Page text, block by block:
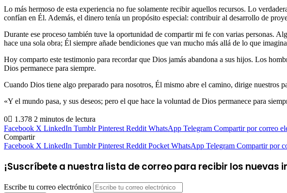
Lo más hermoso de esta experiencia no fue solamente recibir aquellos recursos. Lo
confían en Él. Además, el dinero tenía un propósito especial: contribuir al desarrollo de
Durante ese proceso también tuve la oportunidad de compartir mi fe con varias personas.
hace una sola obra; Él siempre añade bendiciones que van mucho más allá de lo que
Hoy comparto este testimonio para recordar que Dios jamás abandona a sus hijos. Los
Dios permanece para siempre.
Cuando Dios tiene algo preparado para nosotros, Él mismo abre el camino, dirige nuestros
«Y el mundo pasa, y sus deseos; pero el que hace la voluntad de Dios permanece para
0 1.378 2 minutos de lectura
Facebook X LinkedIn Tumblr Pinterest Reddit WhatsApp Telegram Compartir por correo
Compartir
Facebook X LinkedIn Tumblr Pinterest Reddit Pocket WhatsApp Telegram Compartir por
¡Suscríbete a nuestra lista de correo para recibir los nuevas
Escribe tu correo electrónico